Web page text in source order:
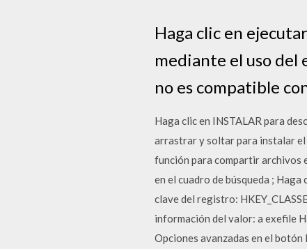
Haga clic en
mediante el uso del
no es compatible
Haga clic en INSTALAR para
arrastrar y soltar para instalar el
función para compartir archivos
en el cuadro de búsqueda ;
clave del registro:
información del valor: a exefile
Opciones avanzadas en el